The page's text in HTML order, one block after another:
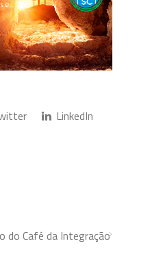
LinkedIn
do Café da Integração